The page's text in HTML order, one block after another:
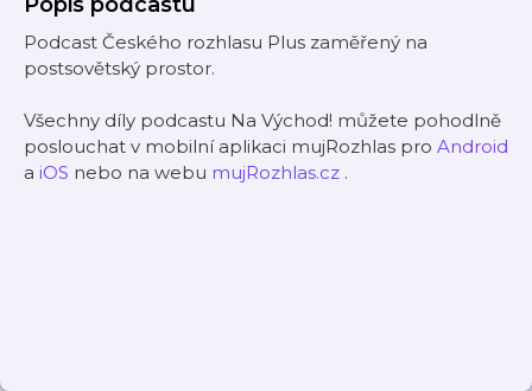
Podcast Českého rozhlasu Plus zaměřený na
postsovětský prostor.
Všechny díly podcastu Na Východ! můžete pohodlně
poslouchat v mobilní aplikaci mujRozhlas pro Android
a iOS nebo na webu mujRozhlas.cz .